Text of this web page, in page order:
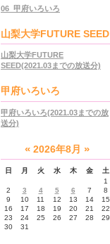
06_甲府いろいろ
山梨大学FUTURE SEED
山梨大学FUTURE
SEED(2021.03までの放送分)
甲府いろいろ
甲府いろいろ(2021.03までの放
送分)
« 2026年8月 »
日 月 火 水 木 金
土
1
2
3 4 5 6 7
8
9
10 11 12 13 14
15
16
17 18 19 20 21
22
23
24 25 26 27 28
29
30
31